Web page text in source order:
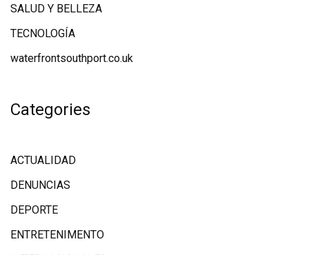
SALUD Y BELLEZA
TECNOLOGÍA
waterfrontsouthport.co.uk
Categories
ACTUALIDAD
DENUNCIAS
DEPORTE
ENTRETENIMENTO